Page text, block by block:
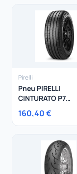
Pirelli
Pneu PIRELLI
CINTURATO P7
225/60R17 99V
160,40 €